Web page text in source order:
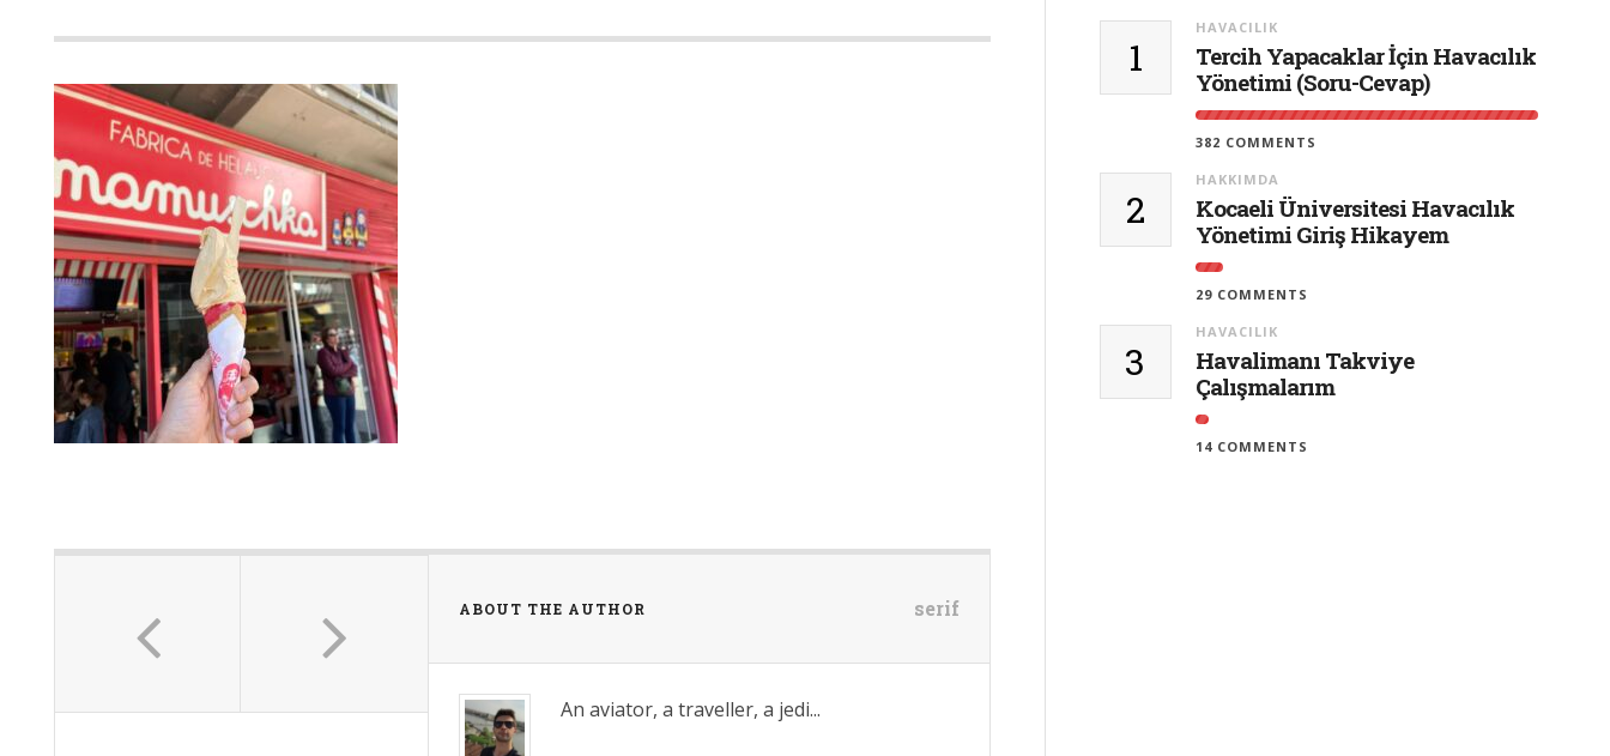
ABOUT THE AUTHOR serif
An aviator, a traveller, a jedi...
1
HAVACILIK
Tercih Yapacaklar İçin Havacılık
Yönetimi (Soru-Cevap)
382 COMMENTS
2
HAKKIMDA
Kocaeli Üniversitesi Havacılık
Yönetimi Giriş Hikayem
29 COMMENTS
3
HAVACILIK
Havalimanı Takviye
Çalışmalarım
14 COMMENTS